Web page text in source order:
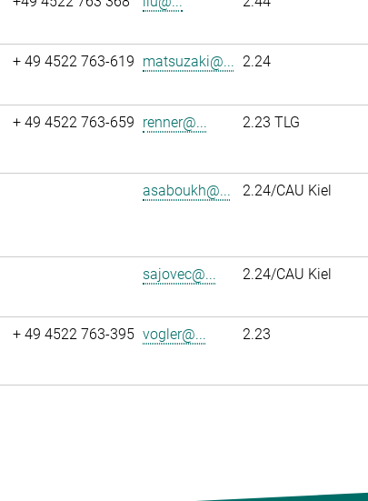
+ 49 4522 763-619 matsuzaki@... 2.24
+ 49 4522 763-659 renner@... 2.23 TLG
asaboukh@... 2.24/CAU Kiel
sajovec@... 2.24/CAU Kiel
+ 49 4522 763-395 vogler@... 2.23